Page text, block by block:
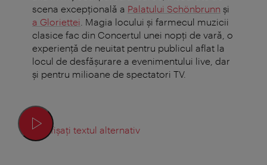
scena excepţională a Palatului Schönbrunn şi
a Gloriettei . Magia locului şi farmecul muzicii
clasice fac din Concertul unei nopţi de vară, o
experienţă de neuitat pentru publicul aflat la
locul de desfăşurare a evenimentului live, dar
şi pentru milioane de spectatori TV.
Afișați textul alternativ